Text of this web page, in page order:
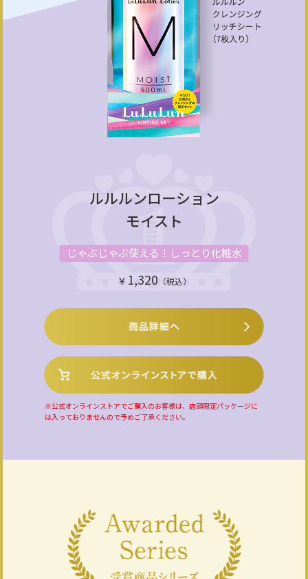
ルルルンローション
モイスト
じゃぶじゃぶ使える！しっとり化粧水
￥ 1,320 （税込）
※公式オンラインストアでご購入のお客様は、店頭限定パッケージに
は入っておりませんので予めご了承ください。